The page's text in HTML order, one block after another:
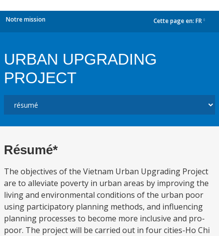
Notre mission Cette page en: FR
URBAN UPGRADING
PROJECT
Résumé*
The objectives of the Vietnam Urban Upgrading Project
are to alleviate poverty in urban areas by improving the
living and environmental conditions of the urban poor
using participatory planning methods, and influencing
planning processes to become more inclusive and pro-
poor. The project will be carried out in four cities-Ho Chi